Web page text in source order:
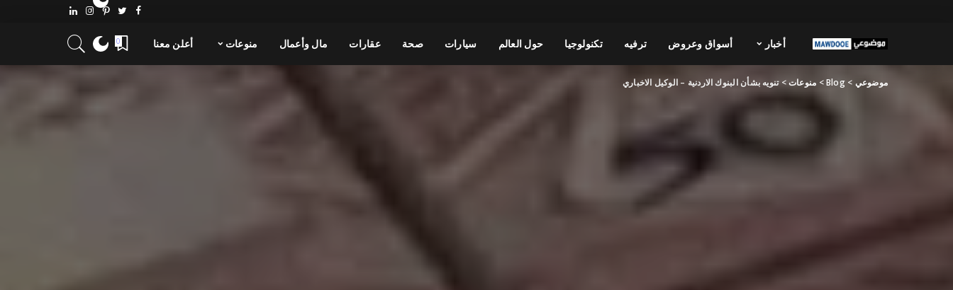
أخبار أسواق وعروض ترفيه تكنولوجيا حول العالم سيارات صحة عقارات مال وأعمال منوعات أعلن معنا 0
موضوعي >
Blog
> منوعات>تنويه بشأن البنوك الاردنية – الوكيل الاخباري